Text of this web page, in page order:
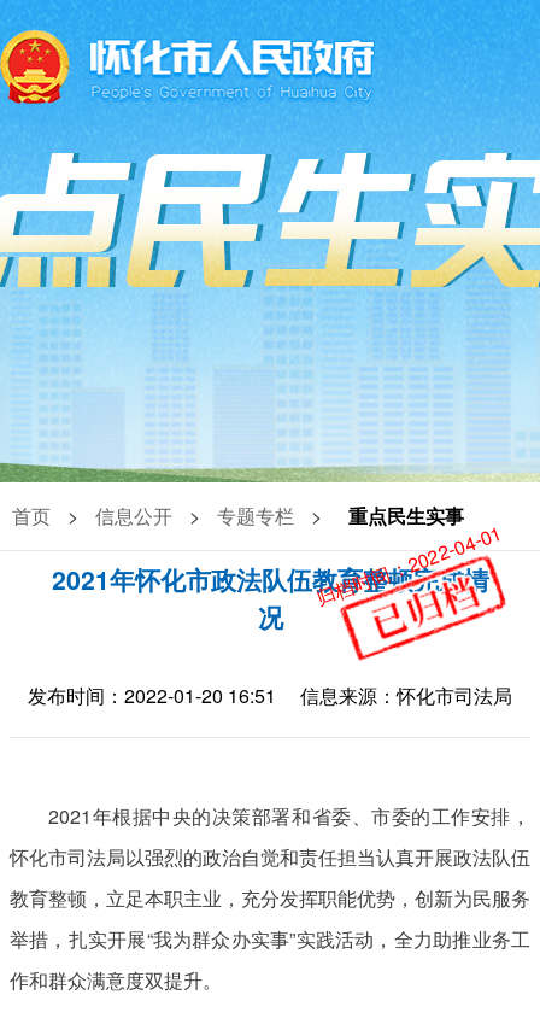
首页 > 信息公开 > 专题专栏 > 重点民生实事
2021年怀化市政法队伍教育整顿完成情
况
发布时间：2022-01-20 16:51 信息来源：怀化市司法局
2021年根据中央的决策部署和省委、市委的工作安排，
怀化市司法局以强烈的政治自觉和责任担当认真开展政法队伍
教育整顿，立足本职主业，充分发挥职能优势，创新为民服务
举措，扎实开展“我为群众办实事”实践活动，全力助推业务工
作和群众满意度双提升。
归档时间：2022-04-01